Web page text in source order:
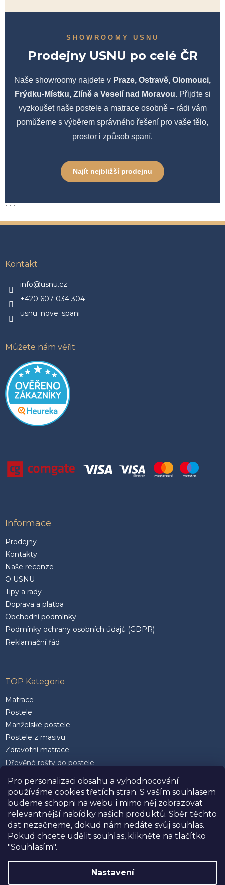
Pro personalizaci obsahu a vyhodnocování
používáme cookies třetích stran. S vaším souhlasem
budeme schopni na webu i mimo něj zobrazovat
relevantnější nabídky našich produktů. Sběr těchto
dat nezačneme, dokud nám nedáte svůj souhlas.
Pokud chcete udělit souhlas, klikněte na tlačítko
"Souhlasím".
Nastavení
SHOWROOMY USNU
Prodejny USNU po celé ČR
Naše showroomy najdete v Praze, Ostravě, Olomouci,
Frýdku-Místku, Zlíně a Veselí nad Moravou. Přijďte si
vyzkoušet naše postele a matrace osobně – rádi vám
pomůžeme s výběrem správného řešení pro vaše tělo,
prostor i způsob spaní.
Najít nejbližší prodejnu
```
Kontakt
info@usnu.cz
+420 607 034 304
usnu_nove_spani
Můžete nám věřit
Informace
Prodejny
Kontakty
Naše recenze
O USNU
Tipy a rady
Doprava a platba
Obchodní podmínky
Podmínky ochrany osobních údajů (GDPR)
Reklamační řád
TOP Kategorie
Matrace
Postele
Manželské postele
Postele z masivu
Zdravotní matrace
Dřevěné rošty do postele
Postele 200 x 200 cm
Matrace 90 x 200 cm
Rozkládací postele
Kvalitní polštáře